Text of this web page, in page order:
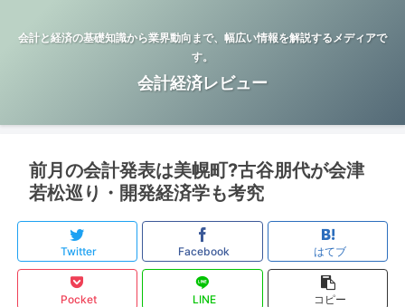
会計と経済の基礎知識から業界動向まで、幅広い情報を解説するメディアで
す。
会計経済レビュー
前月の会計発表は美幌町?古谷朋代が会津
若松巡り・開発経済学も考究
Twitter Facebook はてブ
Pocket LINE コピー